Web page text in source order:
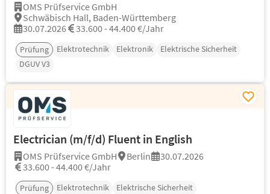
OMS Prüfservice GmbH
Schwäbisch Hall, Baden-Württemberg
30.07.2026
33.600 - 44.400 €/Jahr
Prüfung Elektrotechnik Elektronik
Elektrische Sicherheit
DGUV V3
Electrician (m/f/d) Fluent in English
OMS Prüfservice GmbH Berlin
30.07.2026
33.600 - 44.400 €/Jahr
Prüfung Elektrotechnik Elektrische Sicherheit